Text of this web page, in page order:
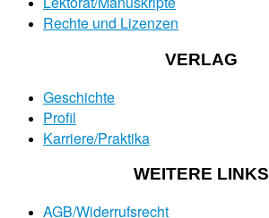
Rechte und Lizenzen
VERLAG
Geschichte
Profil
Karriere/Praktika
WEITERE LINKS
AGB/Widerrufsrecht